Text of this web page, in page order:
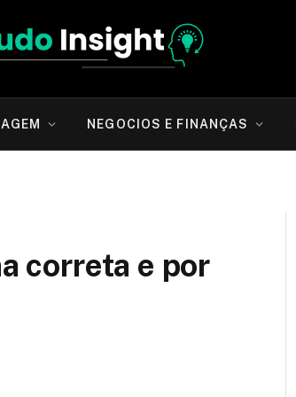
NEGOCIOS E FINANÇAS
correta e por